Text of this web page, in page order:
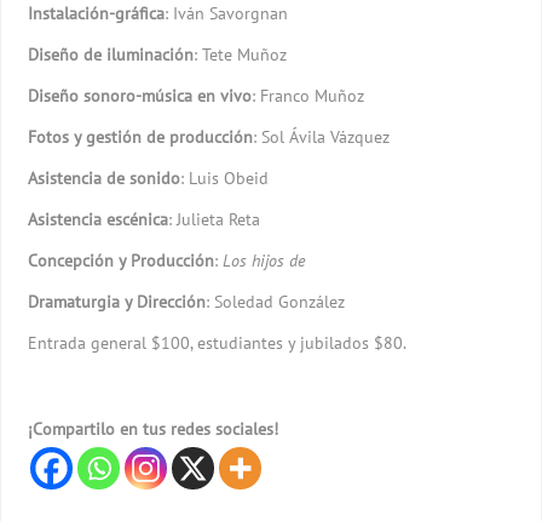
Instalación-gráfica: Iván Savorgnan
Diseño de iluminación: Tete Muñoz
Diseño sonoro-música en vivo: Franco Muñoz
Fotos y gestión de producción: Sol Ávila Vázquez
Asistencia de sonido: Luis Obeid
Asistencia escénica: Julieta Reta
Concepción y Producción:Los hijos de
Dramaturgia y Dirección: Soledad González
Entrada general $100, estudiantes y jubilados $80.
¡Compartilo en tus redes sociales!